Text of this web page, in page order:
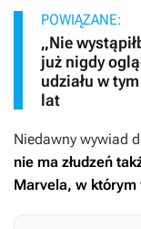
POWIĄZANE:
„Nie
już nigdy
udziału w
lat
Niedawny wywiad
nie ma złudzeń
Marvela, w którym